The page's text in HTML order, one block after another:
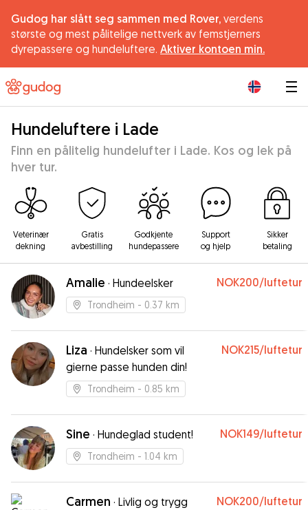
Gudog har slått seg sammen med Rover, verdens
største og mest pålitelige nettverk av femstjerners
dyrepassere og hundeluftere. Aktiver kontoen min.
Hundeluftere i Lade
Finn en pålitelig hundelufter i Lade. Kos og lek på
hver tur.
Veterinær
dekning
Gratis
avbestilling
Godkjente
hundepassere
Support
og hjelp
Sikker
betaling
Amalie · Hundeelsker NOK200/luftetur
Trondheim - 0.37 km
Liza · Hundelsker som vil
gierne passe hunden din!
NOK215/luftetur
Trondheim - 0.85 km
Sine · Hundeglad student! NOK149/luftetur
Trondheim - 1.04 km
Carmen · Livlig og trygg
NOK200/luftetur